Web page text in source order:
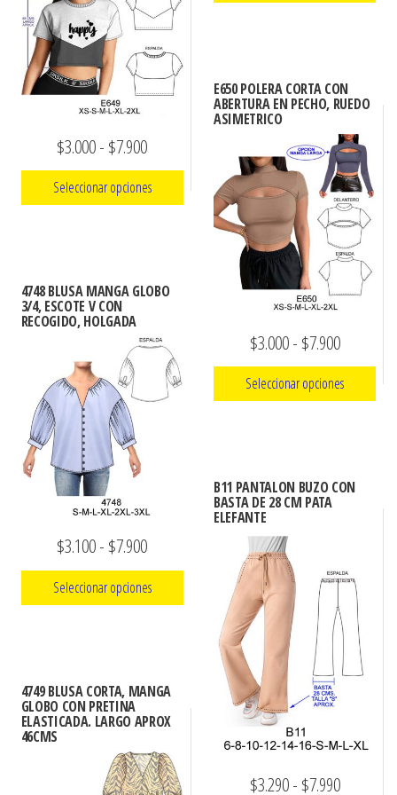
producto
opciones
se
pueden
elegir
en
página
de
producto
hasta
múltiples
Las
opciones
se
pueden
elegir
en
la
de
producto
$3.000- $7.900Rango
de
precios:
hasta
Seleccionar opciones
múltiples
variantes.
opciones
se
pueden
elegir
en
la
de
producto
E650 POLERA CORTA CON
ABERTURA EN PECHO, RUEDO
ASIMETRICO
$3.000- $7.900Rango
de
precios:
hasta
Seleccionar opciones
múltiples
opciones
se
pueden
elegir
la
página
de
producto
4748 BLUSA MANGA GLOBO
3/4, ESCOTE V CON
RECOGIDO, HOLGADA
$3.100- $7.900Rango
de
precios:
hasta
$7.900
Seleccionar opciones
múltiples
variantes.
Las
opciones
B11 PANTALON BUZO CON
BASTA DE 28 CM PATA
ELEFANTE
$3.290- $7.990Rango
4749 BLUSA CORTA, MANGA
GLOBO CON PRETINA
ELASTICADA. LARGO APROX
46CMS